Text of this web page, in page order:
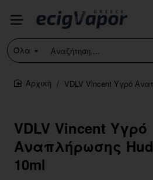
Όλα
Αναζήτηση....
VDLV Vincent Υγρό
Αναπλήρωσης
10ml
home
VDLV Vincent Υγρό